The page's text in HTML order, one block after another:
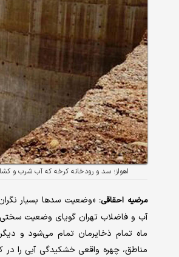
اهواز؛ سد و رودخانه کرخه که آب شرب و
مرضیه احقاقی: «وضعیت سدها بسیار
آب و فاضلاب تهران گویای وضعیت
ماه تمام ذخایرمان تمام می‌شود و
مناطق، چهره واقعی خشکیدگی آبی را